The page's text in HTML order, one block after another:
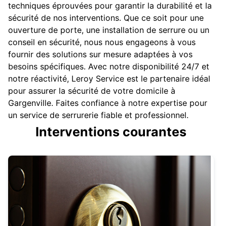
techniques éprouvées pour garantir la durabilité et la
sécurité de nos interventions. Que ce soit pour une
ouverture de porte, une installation de serrure ou un
conseil en sécurité, nous nous engageons à vous
fournir des solutions sur mesure adaptées à vos
besoins spécifiques. Avec notre disponibilité 24/7 et
notre réactivité, Leroy Service est le partenaire idéal
pour assurer la sécurité de votre domicile à
Gargenville. Faites confiance à notre expertise pour
un service de serrurerie fiable et professionnel.
Interventions courantes